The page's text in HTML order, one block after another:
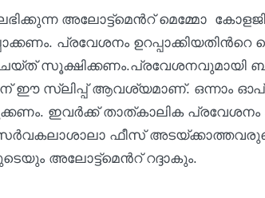
അലോട്ട്മെന്‍റ് മെമ്മോ
പ്രവേശനം
സൂക്ഷിക്കണം.പ്രവേശനവുമായി
ഈ സ്ലിപ്പ് ആവശ്യമാണ്. ഒന്നാം
ഇവര്‍ക്ക് താത്കാലിക
ഫീസ്
അലോട്ട്മെന്‍റ് റദ്ദാകും.